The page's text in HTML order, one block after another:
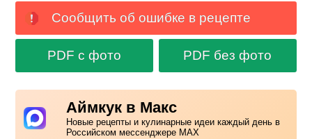
Сообщить об ошибке в рецепте
PDF с фото PDF без фото
Аймкук в Макс
Новые рецепты и кулинарные идеи каждый день в
Российском мессенджере MAX